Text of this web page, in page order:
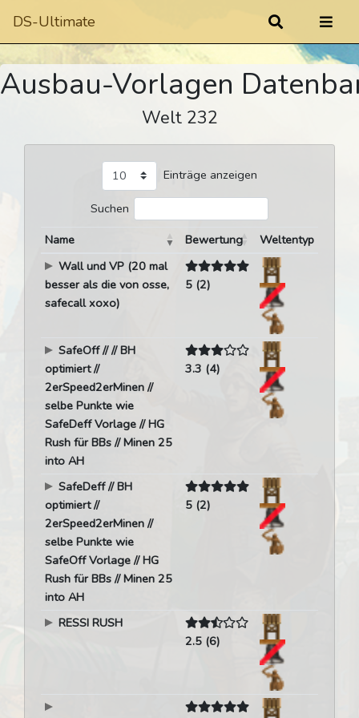
DS-Ultimate
Ausbau-Vorlagen
Welt 232
Einträge anzeigen
Suchen
Name
Bewertung
Weltentyp
Wall und VP (20 mal
besser als die von osse,
safecall xoxo)
5 (2)
SafeOff // // BH
optimiert //
2erSpeed2erMinen //
selbe Punkte wie
SafeDeff Vorlage // HG
Rush für BBs // Minen 25
into AH
3.3 (4)
SafeDeff // BH
optimiert //
2erSpeed2erMinen //
selbe Punkte wie
SafeOff Vorlage // HG
Rush für BBs // Minen 25
into AH
5 (2)
RESSI RUSH
2.5 (6)